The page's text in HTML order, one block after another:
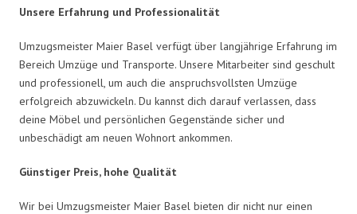
Unsere Erfahrung und Professionalität
Umzugsmeister Maier Basel verfügt über langjährige Erfahrung im
Bereich Umzüge und Transporte. Unsere Mitarbeiter sind geschult
und professionell, um auch die anspruchsvollsten Umzüge
erfolgreich abzuwickeln. Du kannst dich darauf verlassen, dass
deine Möbel und persönlichen Gegenstände sicher und
unbeschädigt am neuen Wohnort ankommen.
Günstiger Preis, hohe Qualität
Wir bei Umzugsmeister Maier Basel bieten dir nicht nur einen